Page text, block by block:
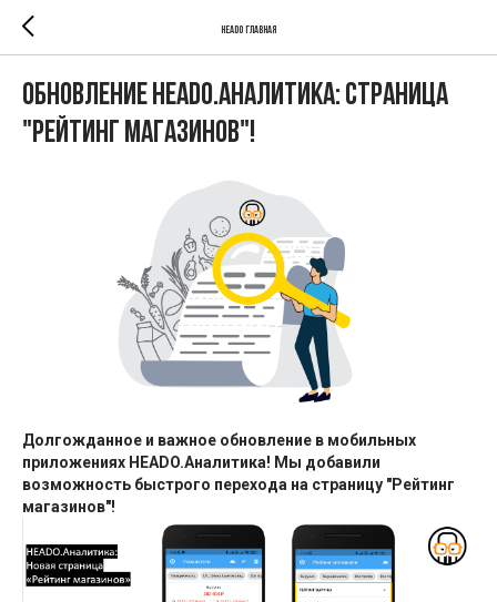
HEADO главная
Обновление HEADO.Аналитика: Страница
"Рейтинг магазинов"!
Долгожданное и важное обновление в мобильных
приложениях HEADO.Аналитика! Мы добавили
возможность быстрого перехода на страницу "Рейтинг
магазинов"!